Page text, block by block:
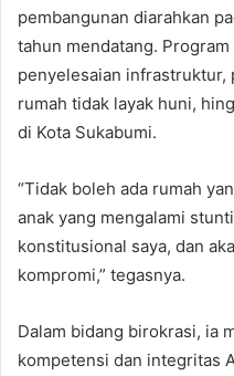
pembangunan diarahkan
tahun mendatang.
penyelesaian infrastruktur,
rumah tidak layak huni,
di Kota Sukabumi.
“Tidak boleh ada rumah
anak yang mengalami
konstitusional saya, dan
kompromi,” tegasnya.
Dalam bidang birokrasi, ia
kompetensi dan integritas